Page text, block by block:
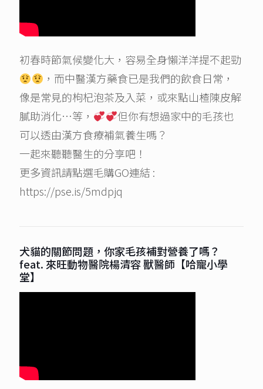
初春時節氣候變化大，容易全身懶洋洋提不起勁
，而中醫漢方藥食已是我們的飲食日常，
像是常見的枸杞泡茶及入菜，或來點山楂陳皮解
膩助消化…等，
但你有想過家中的毛孩也
可以透由漢方食療補氣養生嗎？
一起來聽聽醫生的分享吧！
更多資訊請點選毛購GO連結 :
https://pse.is/5mdpjq
犬貓的關節問題，你家毛孩補對營養了嗎？
feat. 來旺動物醫院楊清容 獸醫師【哈寵小學
堂】